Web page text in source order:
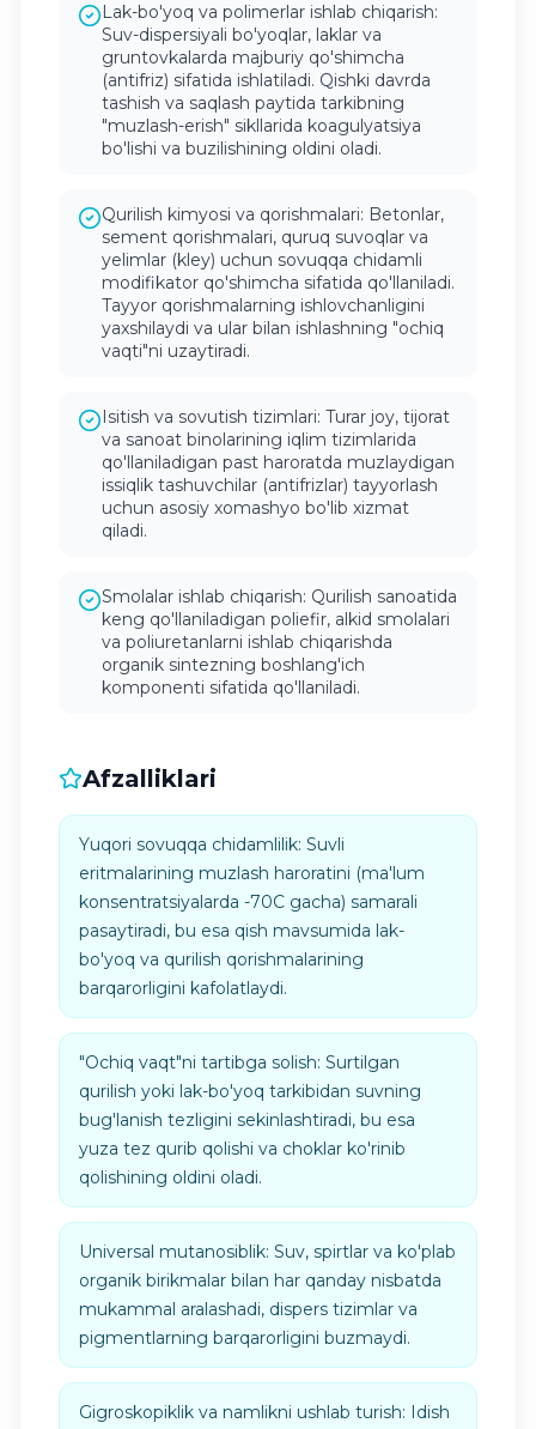
Lak-bo'yoq va polimerlar ishlab chiqarish:
Suv-dispersiyali bo'yoqlar, laklar va
gruntovkalarda majburiy qo'shimcha
(antifriz) sifatida ishlatiladi. Qishki davrda
tashish va saqlash paytida tarkibning
"muzlash-erish" sikllarida koagulyatsiya
bo'lishi va buzilishining oldini oladi.
Qurilish kimyosi va qorishmalari: Betonlar,
sement qorishmalari, quruq suvoqlar va
yelimlar (kley) uchun sovuqqa chidamli
modifikator qo'shimcha sifatida qo'llaniladi.
Tayyor qorishmalarning ishlovchanligini
yaxshilaydi va ular bilan ishlashning "ochiq
vaqti"ni uzaytiradi.
Isitish va sovutish tizimlari: Turar joy, tijorat
va sanoat binolarining iqlim tizimlarida
qo'llaniladigan past haroratda muzlaydigan
issiqlik tashuvchilar (antifrizlar) tayyorlash
uchun asosiy xomashyo bo'lib xizmat
qiladi.
Smolalar ishlab chiqarish: Qurilish sanoatida
keng qo'llaniladigan poliefir, alkid smolalari
va poliuretanlarni ishlab chiqarishda
organik sintezning boshlang'ich
komponenti sifatida qo'llaniladi.
Afzalliklari
Yuqori sovuqqa chidamlilik: Suvli
eritmalarining muzlash haroratini (ma'lum
konsentratsiyalarda -70C gacha) samarali
pasaytiradi, bu esa qish mavsumida lak-
bo'yoq va qurilish qorishmalarining
barqarorligini kafolatlaydi.
"Ochiq vaqt"ni tartibga solish: Surtilgan
qurilish yoki lak-bo'yoq tarkibidan suvning
bug'lanish tezligini sekinlashtiradi, bu esa
yuza tez qurib qolishi va choklar ko'rinib
qolishining oldini oladi.
Universal mutanosiblik: Suv, spirtlar va ko'plab
organik birikmalar bilan har qanday nisbatda
mukammal aralashadi, dispers tizimlar va
pigmentlarning barqarorligini buzmaydi.
Gigroskopiklik va namlikni ushlab turish: Idish